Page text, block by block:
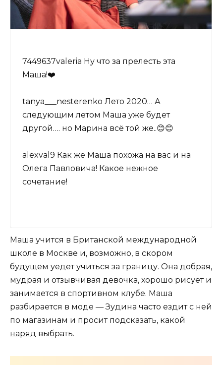
7449637valeria Ну что за прелесть эта
Маша!❤️
tanya___nesterenko Лето 2020… А
следующим летом Маша уже будет
другой…. но Марина всë той же..😊😊
alexval9 Как же Маша похожа на вас и на
Олега Павловича! Какое нежное
сочетание!
Маша учится в Британской международной
школе в Москве и, возможно, в скором
будущем уедет учиться за границу. Она добрая,
мудрая и отзывчивая девочка, хорошо рисует и
занимается в спортивном клубе. Маша
разбирается в моде — Зудина часто ездит с ней
по магазинам и просит подсказать, какой
наряд выбрать.